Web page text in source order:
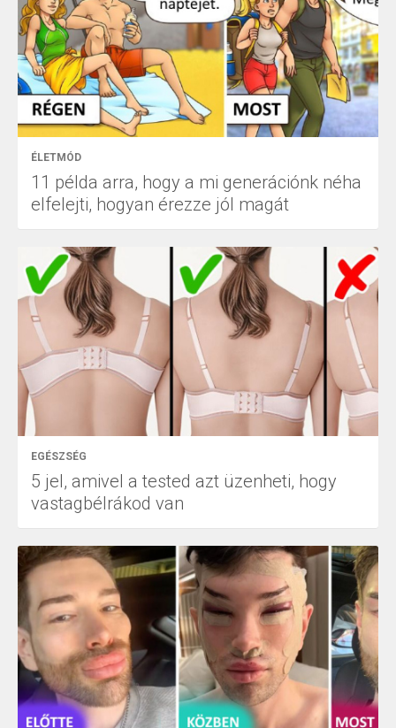
ÉLETMÓD
11 példa arra, hogy a mi generációnk néha
elfelejti, hogyan érezze jól magát
EGÉSZSÉG
5 jel, amivel a tested azt üzenheti, hogy
vastagbélrákod van